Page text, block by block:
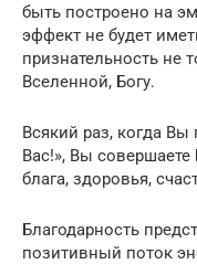
быть построено на
эффект не будет
признательность не
Вселенной, Богу.
Всякий раз, когда
Вас!», Вы
блага, здоровья,
Благодарность
позитивный поток